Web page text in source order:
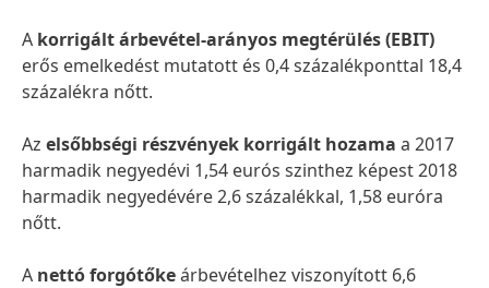
A korrigált árbevétel-arányos megtérülés(EBIT)
erős emelkedést mutatott és 0,4 százalékponttal 18,4
százalékra nőtt.
Az elsőbbségi részvények korrigált hozama a 2017
harmadik negyedévi 1,54 eurós szinthez képest 2018
harmadik negyedévére 2,6 százalékkal, 1,58 euróra
nőtt.
A nettó forgótőkeárbevételhez viszonyított 6,6